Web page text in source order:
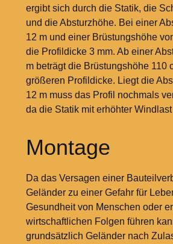
ergibt sich durch die Statik, die
und die Absturzhöhe. Bei einer
12 m und einer Brüstungshöhe
die Profildicke 3 mm. Ab einer
m beträgt die Brüstungshöhe 110
größeren Profildicke. Liegt die
12 m muss das Profil nochmals
da die Statik mit erhöhter
Montage
Da das Versagen einer
Geländer zu einer Gefahr für
Gesundheit von Menschen oder
wirtschaftlichen Folgen führen
grundsätzlich Geländer nach